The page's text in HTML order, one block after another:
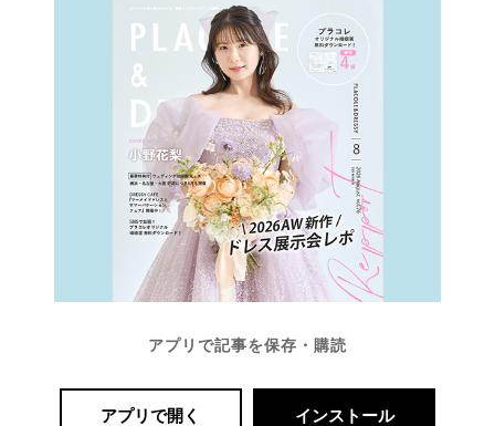
アプリで記事を保存・購読
アプリで開く インストール